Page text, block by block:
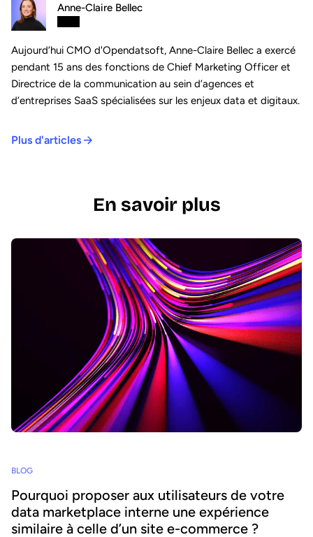
Anne-Claire Bellec
Aujourd’hui CMO d'Opendatsoft, Anne-Claire Bellec a exercé
pendant 15 ans des fonctions de Chief Marketing Officer et
Directrice de la communication au sein d’agences et
d’entreprises SaaS spécialisées sur les enjeux data et digitaux.
Plus d'articles
En savoir plus
BLOG
Pourquoi proposer aux utilisateurs de votre
data marketplace interne une expérience
similaire à celle d’un site e-commerce ?